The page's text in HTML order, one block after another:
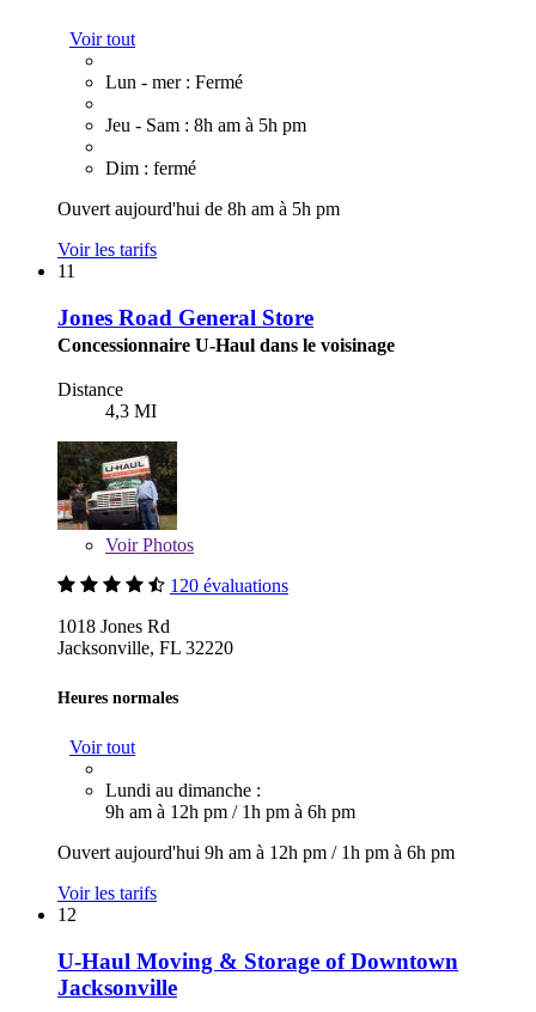
Voir tout
Lun - mer : Fermé
Jeu - Sam : 8h am à 5h pm
Dim : fermé
Ouvert aujourd'hui de 8h am à 5h pm
Voir les tarifs
11
Jones Road General Store
Concessionnaire U-Haul dans le voisinage
Distance
4,3 MI
VoirPhotos
120 évaluations
1018 Jones Rd
Jacksonville, FL 32220
Heures normales
Voir tout
Lundi au dimanche :
9h am à 12h pm / 1h pm à 6h pm
Ouvert aujourd'hui 9h am à 12h pm / 1h pm à 6h pm
Voir les tarifs
12
U-Haul Moving & Storage of Downtown
Jacksonville